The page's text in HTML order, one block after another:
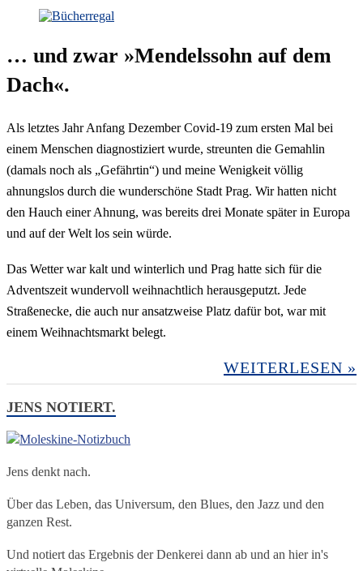
… und zwar »Mendelssohn auf dem
Dach«.
Als letztes Jahr Anfang Dezember Covid-19 zum ersten Mal bei
einem Menschen diagnostiziert wurde, streunten die Gemahlin
(damals noch als „Gefährtin“) und meine Wenigkeit völlig
ahnungslos durch die wunderschöne Stadt Prag. Wir hatten nicht
den Hauch einer Ahnung, was bereits drei Monate später in Europa
und auf der Welt los sein würde.
Das Wetter war kalt und winterlich und Prag hatte sich für die
Adventszeit wundervoll weihnachtlich herausgeputzt. Jede
Straßenecke, die auch nur ansatzweise Platz dafür bot, war mit
einem Weihnachtsmarkt belegt.
WEITERLESEN »
JENS NOTIERT.
Jens denkt nach.
Über das Leben, das Universum, den Blues, den Jazz und den
ganzen Rest.
Und notiert das Ergebnis der Denkerei dann ab und an hier in's